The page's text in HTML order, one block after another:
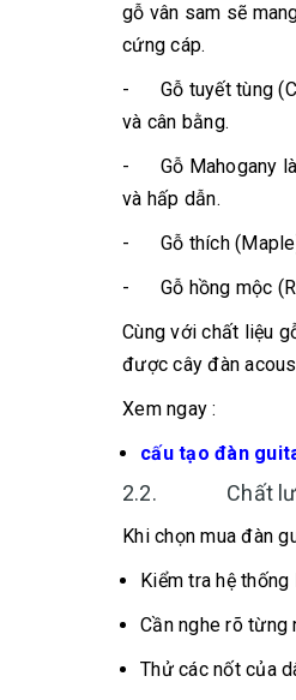
gỗ vân sam sẽ
cứng cáp.
- Gỗ tuyết tùng
và cân bằng.
- Gỗ Mahogany là
và hấp dẫn.
- Gỗ thích (Maple)
- Gỗ hồng mộc
Cùng với chất liệu
được cây đàn
Xem ngay :
cấu tạo đàn
2.2. Chất
Khi chọn mua đàn
Kiểm tra hệ
Cần nghe rõ
Thử các nốt của